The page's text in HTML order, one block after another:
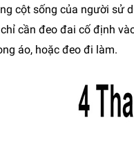
cột sống của người sử
cần đeo đai cố định
áo, hoặc đeo đi làm.